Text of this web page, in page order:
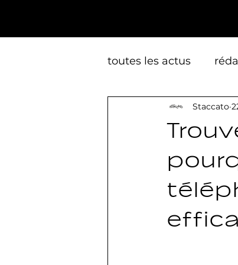
toutes les actus
opération
branding vidéo
Staccato